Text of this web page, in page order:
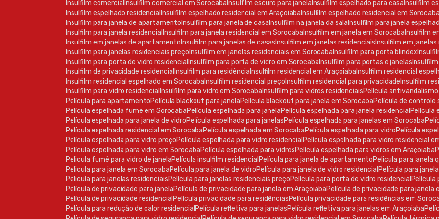
Insulfilm comercial Insulfilm comercial em Sorocaba Insulfilm escuro para janela Insulfilm espelhado para casa Insulfilm
Insulfilm espelhado residencial Insulfilm espelhado residencial em Araçoiaba Insulfilm espelhado residencial em
Insulfilm para janela de apartamento Insulfilm para janela de casa Insulfilm na janela da sala Insulfilm para janela
Insulfilm para janela residencial Insulfilm para janela residencial em Sorocaba Insulfilm em janela em Sorocaba Insulfilm
Insulfilm em janelas de apartamento Insulfilm para janelas de casas Insulfilm em janelas residenciais Insulfilm em
Insulfilm para janelas residenciais preço Insulfilm em janelas residenciais em Sorocaba Insulfilm para porta blindex
Insulfilm para porta de vidro residencial Insulfilm para porta de vidro em Sorocaba Insulfilm para portas e janelas
Insulfilm de privacidade residencial Insulfilm para residência Insulfilm residencial em Araçoiaba Insulfilm residencial
Insulfilm residencial espelhado em Sorocaba Insulfilm residencial preço Insulfilm residencial para privacidade Insulfilm
Insulfilm para vidro residencial Insulfilm para vidro em Sorocaba Insulfilm para vidros residenciais
Película
Película para apartamento
Película blackout para janela Película blackout para janela em Sorocaba
Película de
Película espelhada fume em Sorocaba
Película espelhada para janela Película espelhada para janela residencial
Película espelhada para janela de vidro
Película espelhada para janelas Película espelhada para janelas em Sorocaba
Película espelhada residencial em Sorocaba
Película espelhada em Sorocaba Película espelhada para vidro
Película
Película espelhada para vidro preço
Película espelhada para vidro residencial
Película espelhada para vidro residencial
Película espelhada para vidro em Sorocaba
Película espelhada para vidros
Película espelhada para vidros em Araçoiaba
Pelicula fumê para vidro de janela
Película insulfilm residencial Película para janela de apartamento
Pelicula para janela
Pelicula para janela em Sorocaba
Película para janela de vidro Película para janela de vidro residencial
Película para
Pelicula para janelas residenciais
Película para janelas residenciais preço Película para porta de vidro residencial
Película de privacidade para janela
Película de privacidade para janela em Araçoiaba
Película de privacidade para janela
Película de privacidade residencial
Película privacidade para residências
Película privacidade para residências em
Película para redução de calor residencial
Película refletiva para janelas Película refletiva para janelas em Araçoiaba